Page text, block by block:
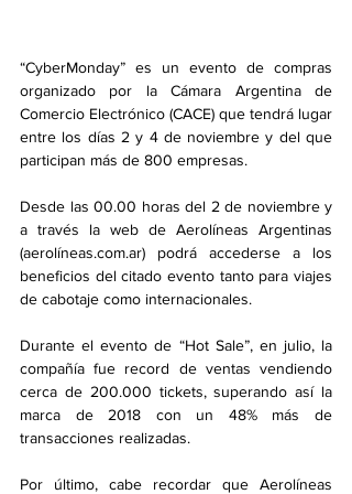
“CyberMonday” es un evento de compras
organizado por la Cámara Argentina de
Comercio Electrónico (CACE) que tendrá lugar
entre los días 2 y 4 de noviembre y del que
participan más de 800 empresas.
Desde las 00.00 horas del 2 de noviembre y
a través la web de Aerolíneas Argentinas
(aerolíneas.com.ar) podrá accederse a los
beneficios del citado evento tanto para viajes
de cabotaje como internacionales.
Durante el evento de “Hot Sale”, en julio, la
compañía fue record de ventas vendiendo
cerca de 200.000 tickets, superando así la
marca de 2018 con un 48% más de
transacciones realizadas.
Por último, cabe recordar que Aerolíneas